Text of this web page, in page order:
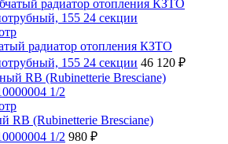
радиатор отопления КЗТО
155 24 секции 46 120 ₽
RB (Rubinetterie Bresciane)
1/2 980 ₽